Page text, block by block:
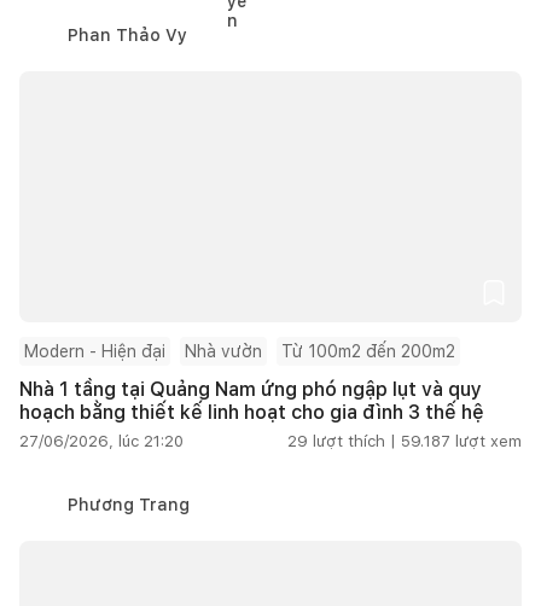
Phan Thảo Vy
Modern - Hiện đại Nhà vườn Từ 100m2 đến 200m2
Nhà 1 tầng tại Quảng Nam ứng phó ngập lụt và quy
hoạch bằng thiết kế linh hoạt cho gia đình 3 thế hệ
27/06/2026, lúc 21:20 29 lượt thích | 59.187 lượt xem
Phương Trang